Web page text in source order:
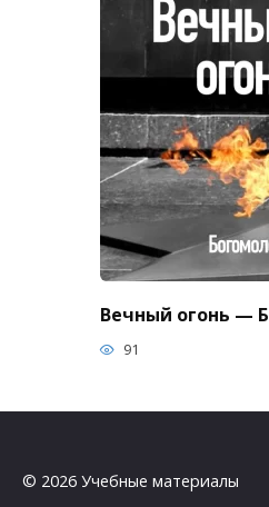
Вечный огонь —
91
© 2026 Учебные материалы